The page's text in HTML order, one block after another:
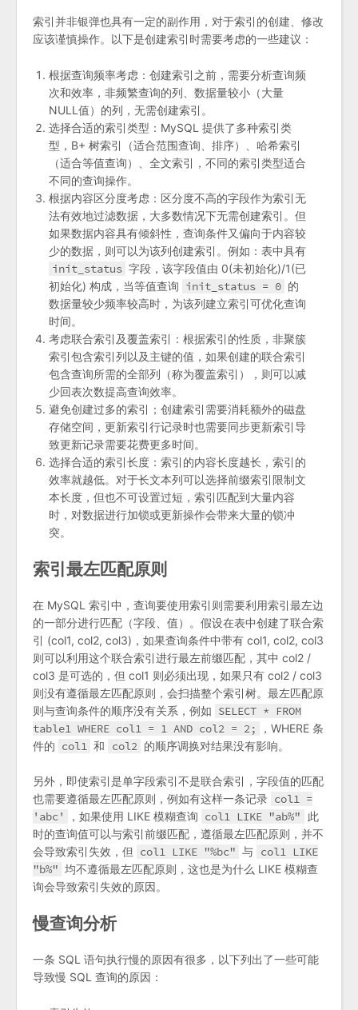
索引并非银弹也具有一定的副作用，对于索引的创建、修改
应该谨慎操作。以下是创建索引时需要考虑的一些建议：
根据查询频率考虑：创建索引之前，需要分析查询频
次和效率，非频繁查询的列、数据量较小（大量
NULL值）的列，无需创建索引。
选择合适的索引类型：MySQL 提供了多种索引类
型，B+ 树索引（适合范围查询、排序）、哈希索引
（适合等值查询）、全文索引，不同的索引类型适合
不同的查询操作。
根据内容区分度考虑：区分度不高的字段作为索引无
法有效地过滤数据，大多数情况下无需创建索引。但
如果数据内容具有倾斜性，查询条件又偏向于内容较
少的数据，则可以为该列创建索引。例如：表中具有
init_status 字段，该字段值由 0(未初始化)/1(已
初始化) 构成，当等值查询 init_status = 0 的
数据量较少频率较高时，为该列建立索引可优化查询
时间。
考虑联合索引及覆盖索引：根据索引的性质，非聚簇
索引包含索引列以及主键的值，如果创建的联合索引
包含查询所需的全部列（称为覆盖索引），则可以减
少回表次数提高查询效率。
避免创建过多的索引；创建索引需要消耗额外的磁盘
存储空间，更新索引行记录时也需要同步更新索引导
致更新记录需要花费更多时间。
选择合适的索引长度：索引的内容长度越长，索引的
效率就越低。对于长文本列可以选择前缀索引限制文
本长度，但也不可设置过短，索引匹配到大量内容
时，对数据进行加锁或更新操作会带来大量的锁冲
突。
索引最左匹配原则
在 MySQL 索引中，查询要使用索引则需要利用索引最左边
的一部分进行匹配（字段、值）。假设在表中创建了联合索
引 (col1, col2, col3)，如果查询条件中带有 col1, col2, col3
则可以利用这个联合索引进行最左前缀匹配，其中 col2 /
col3 是可选的，但 col1 则必须出现，如果只有 col2 / col3
则没有遵循最左匹配原则，会扫描整个索引树。最左匹配原
则与查询条件的顺序没有关系，例如 SELECT * FROM
table1 WHERE col1 = 1 AND col2 = 2;
，WHERE 条
件的 col1 和 col2 的顺序调换对结果没有影响。
另外，即使索引是单字段索引不是联合索引，字段值的匹配
也需要遵循最左匹配原则，例如有这样一条记录 col1 =
'abc'
，如果使用 LIKE 模糊查询 col1 LIKE "ab%"
此
时的查询值可以与索引前缀匹配，遵循最左匹配原则，并不
会导致索引失效，但
col1 LIKE "%bc" 与 col1 LIKE
"b%" 均不遵循最左匹配原则，这也是为什么 LIKE 模糊查
询会导致索引失效的原因。
慢查询分析
一条 SQL 语句执行慢的原因有很多，以下列出了一些可能
导致慢 SQL 查询的原因：